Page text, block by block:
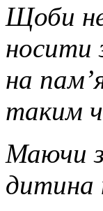
Щоби
носити
на
таким
Маючи
дитина